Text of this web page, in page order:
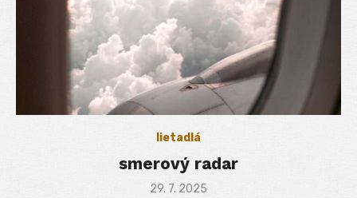
lietadlá
smerový radar
Posted
29. 7. 2025